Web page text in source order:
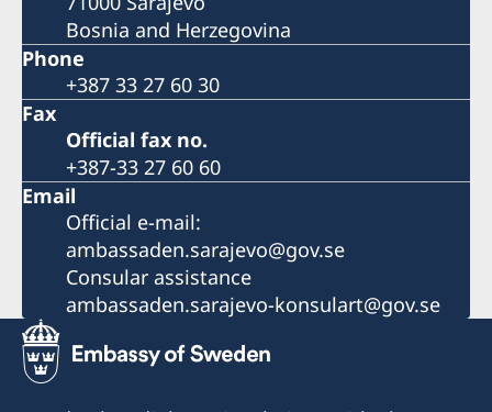
Bosnia and Herzegovina
Phone
+387 33 27 60 30
Fax
Official fax no.
+387-33 27 60 60
Email
Official e-mail:
ambassaden.sarajevo@gov.se
Consular assistance
ambassaden.sarajevo-konsulart@gov.se